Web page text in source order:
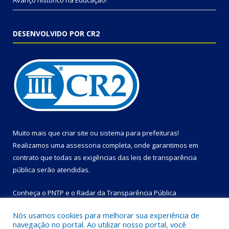
DESENVOLVIDO POR CR2
Muito mais que criar site ou sistema para prefeituras!
Realizamos uma assessoria completa, onde garantimos em
contrato que todas as exigências das leis de transparência
pública serão atendidas.
Conheça o PNTP e o Radar da Transparência Pública
Nós usamos cookies para melhorar sua experiência de
navegação no portal. Ao utilizar nosso portal, você